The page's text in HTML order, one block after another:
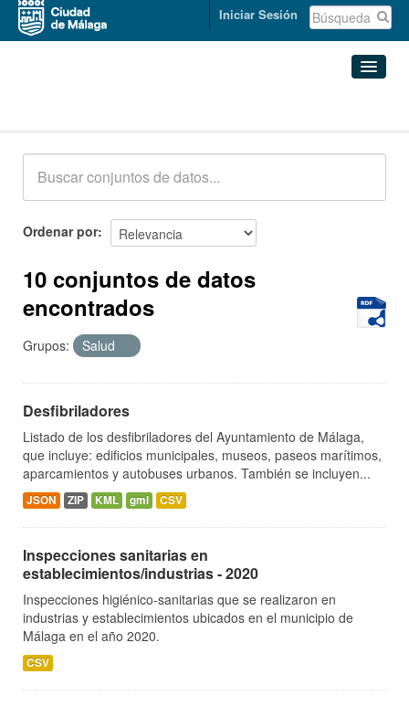
Iniciar Sesión
Acerca de
Ordenar por
10 conjuntos de datos
encontrados
Grupos: Salud
Desfibriladores
Listado de los desfibriladores del Ayuntamiento de Málaga,
que incluye: edificios municipales, museos, paseos marítimos,
aparcamientos y autobuses urbanos. También se incluyen...
JSON ZIP KML gml CSV
Inspecciones sanitarias en
establecimientos/industrias - 2020
Inspecciones higiénico-sanitarias que se realizaron en
industrias y establecimientos ubicados en el municipio de
Málaga en el año 2020.
CSV